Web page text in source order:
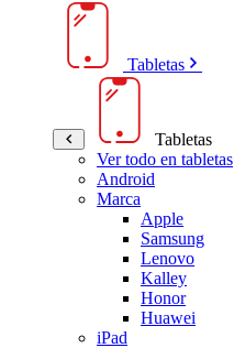
Tabletas
Tabletas
Ver todo en tabletas
Android
Marca
Apple
Samsung
Lenovo
Kalley
Honor
Huawei
iPad